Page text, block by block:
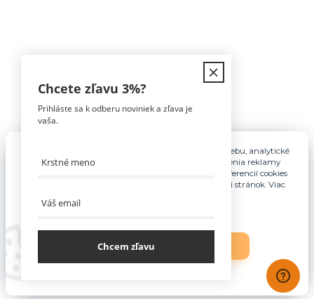
Tomáš Hula
Pre základnú funkčnosť, spríjemnenie používania webu, analytické
účely a v prípade udelenia súhlasu aj na účely cielenia reklamy
využívame súbory cookies. Nastavenie vlastných preferencií cookies
môžete kedykoľvek upraviť odkazom v spodnej časti stránok. Viac
Nastavenia
Chcete zľavu 3%?
Prihláste sa k odberu noviniek a zľava je
vaša.
Chcem zľavu